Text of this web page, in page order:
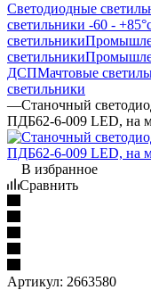
Светодиодные
светильники -60 -
светильники
светильники
ДСПМачтовые
светильники
—Станочный
ПДБ62-6-009 LED, на
В избранное
Сравнить
Артикул: 2663580